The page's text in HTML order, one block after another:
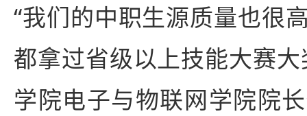
“我们的中职生源质量也很
都拿过省级以上技能大赛
学院电子与物联网学院院